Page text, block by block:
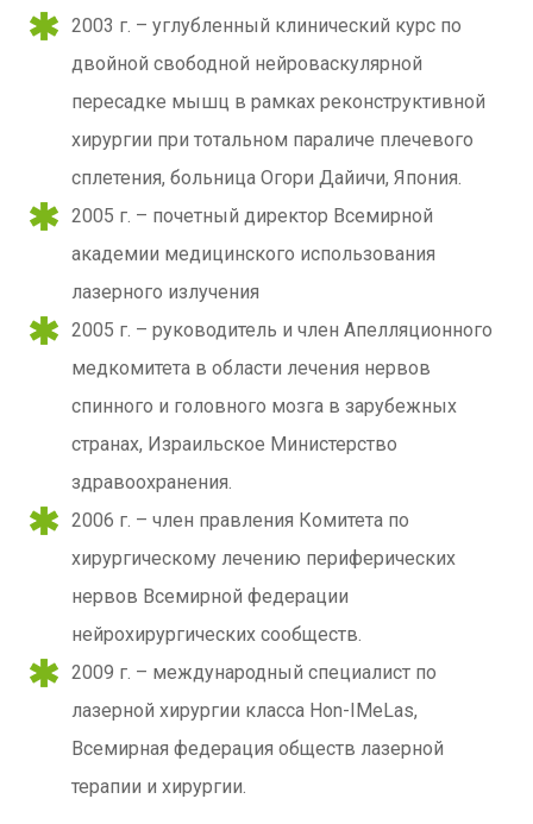
2003 г. – углубленный клинический курс по
двойной свободной нейроваскулярной
пересадке мышц в рамках реконструктивной
хирургии при тотальном параличе плечевого
сплетения, больница Огори Дайичи, Япония.
2005 г. – почетный директор Всемирной
академии медицинского использования
лазерного излучения
2005 г. – руководитель и член Апелляционного
медкомитета в области лечения нервов
спинного и головного мозга в зарубежных
странах, Израильское Министерство
здравоохранения.
2006 г. – член правления Комитета по
хирургическому лечению периферических
нервов Всемирной федерации
нейрохирургических сообществ.
2009 г. – международный специалист по
лазерной хирургии класса Hon-IMeLas,
Всемирная федерация обществ лазерной
терапии и хирургии.